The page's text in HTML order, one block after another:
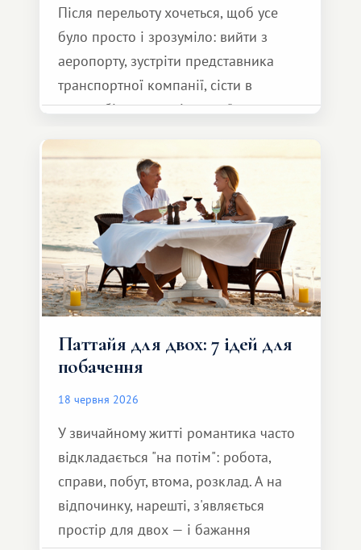
Після перельоту хочеться, щоб усе
було просто і зрозуміло: вийти з
аеропорту, зустріти представника
транспортної компанії, сісти в
автомобіль та спокійно доїхати до
Паттайя для двох: 7 ідей для
побачення
18 червня 2026
У звичайному житті романтика часто
відкладається "на потім": робота,
справи, побут, втома, розклад. А на
відпочинку, нарешті, з'являється
простір для двох — і бажання